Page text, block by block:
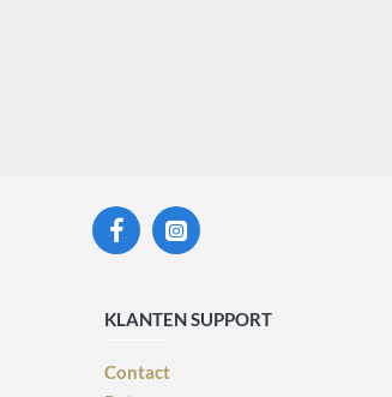
KLANTEN SUPPORT
Contact